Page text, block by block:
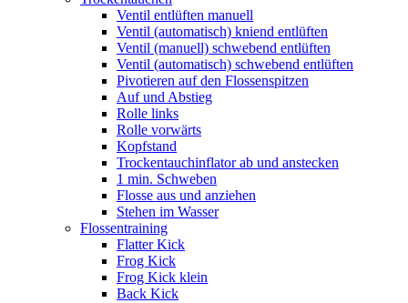
Ventil entlüften manuell
Ventil (automatisch) kniend entlüften
Ventil (manuell) schwebend entlüften
Ventil (automatisch) schwebend entlüften
Pivotieren auf den Flossenspitzen
Auf und Abstieg
Rolle links
Rolle vorwärts
Kopfstand
Trockentauchinflator ab und anstecken
1 min. Schweben
Flosse aus und anziehen
Stehen im Wasser
Flossentraining
Flatter Kick
Frog Kick
Frog Kick klein
Back Kick